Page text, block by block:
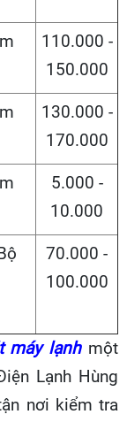
m
110.000 -
150.000
m
130.000 -
170.000
m
5.000 -
10.000
70.000 -
100.000
máy lạnhmột
Lạnh Hùng
nơi kiểm tra